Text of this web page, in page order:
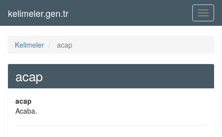
Menü
kelimeler.gen.tr
Kelimeler acap
acap
acap
Acaba.